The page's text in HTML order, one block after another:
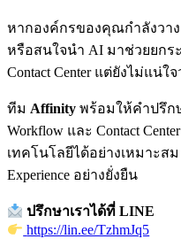
หากองค์กรของคุณกำลังวา
หรือสนใจนำ AI มาช่วยยก
Contact Center แต่ยังไม่แน่ใ
ทีม Affinity พร้อมให้คำปรึกษ
Workflow และ Contact
เทคโนโลยีได้อย่างเหมาะส
Experience อย่างยั่งยืน
ปรึกษาเราได้ที่ LINE
https://lin.ee/TzhmJq5